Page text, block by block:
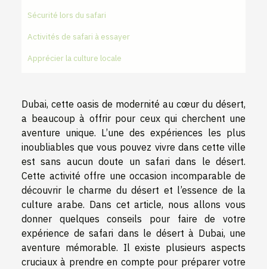
Sécurité lors du safari
Activités de safari à essayer
Apprécier la culture locale
Dubai, cette oasis de modernité au cœur du désert,
a beaucoup à offrir pour ceux qui cherchent une
aventure unique. L’une des expériences les plus
inoubliables que vous pouvez vivre dans cette ville
est sans aucun doute un safari dans le désert.
Cette activité offre une occasion incomparable de
découvrir le charme du désert et l’essence de la
culture arabe. Dans cet article, nous allons vous
donner quelques conseils pour faire de votre
expérience de safari dans le désert à Dubai, une
aventure mémorable. Il existe plusieurs aspects
cruciaux à prendre en compte pour préparer votre